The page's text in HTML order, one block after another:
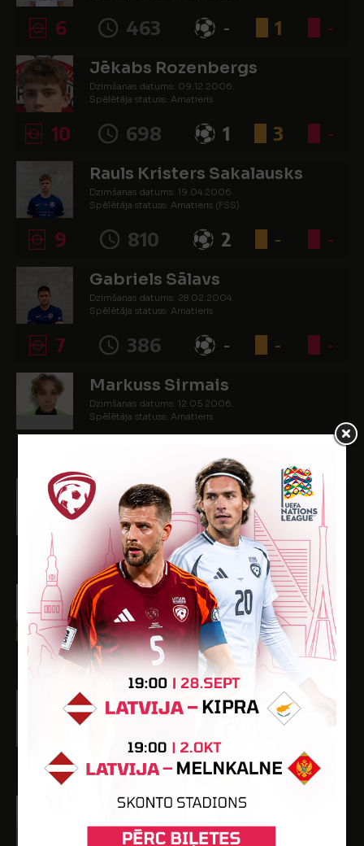
6 463 - 1 -
Jēkabs Rozenbergs
Dzimšanas datums: 09.12.2006.
Spēlētāja statuss: Amatieris
10 698 1 3 -
Rauls Kristers Sakalausks
Dzimšanas datums: 19.04.2006.
Spēlētāja statuss: Amatieris (FSS)
9 810 2 - -
Gabriels Sālavs
Dzimšanas datums: 28.02.2004.
Spēlētāja statuss: Amatieris
7 386 - - -
Markuss Sirmais
Dzimšanas datums: 12.05.2006.
Spēlētāja statuss: Amatieris
-
Regnārs Šteins
Dzimšanas datums: 26.04.2005.
Spēlētāja statuss: Amatieris (FSS)
8 624 - 3 -
Artūrs Tarasovs
Dzimšanas datums: 09.04.2006.
Spēlētāja statuss: Amatieris
1 11 - - -
Edgars Timermanis
10 900 3 -
Dāvis Maiks Vitkauskis
Dzimšanas datums: 14.07.2006.
Spēlētāja statuss: Amatieris